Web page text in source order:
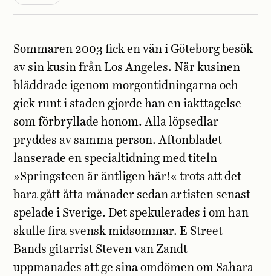
Sommaren 2003 fick en vän i Göteborg besök
av sin kusin från Los Angeles. När kusinen
bläddrade igenom morgontidningarna och
gick runt i staden gjorde han en iakttagelse
som förbryllade honom. Alla löpsedlar
pryddes av samma person. Aftonbladet
lanserade en specialtidning med titeln
»Springsteen är äntligen här!« trots att det
bara gått åtta månader sedan artisten senast
spelade i Sverige. Det spekulerades i om han
skulle fira svensk midsommar. E Street
Bands gitarrist Steven van Zandt
uppmanades att ge sina omdömen om Sahara